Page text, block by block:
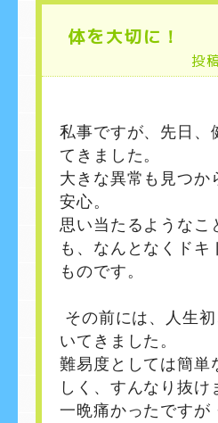
体を大切に！
投
私事ですが、先日、
てきました。
大きな異常も見つか
安心。
思い当たるようなこ
も、なんとなくドキ
ものです。
その前には、人生
いてきました。
難易度としては簡単
しく、すんなり抜け
一晩痛かったですが